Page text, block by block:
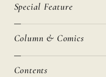
真夏のひんやりグッズ 2026
ニトリ・イケア・無印良品で賢く
絶品、お餅レシピ大集合！
Special Feature
2026年春夏 トレンドファッション
女子旅おすすめスポット 暮ら
Column & Comics
ぐれいさん
Contents